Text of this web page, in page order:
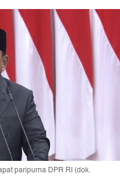
paripurna DPR RI (dok.